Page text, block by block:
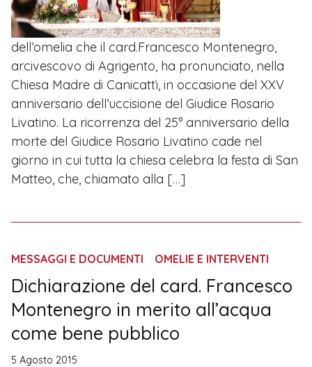
dell’omelia che il card.Francesco Montenegro,
arcivescovo di Agrigento, ha pronunciato, nella
Chiesa Madre di Canicattì, in occasione del XXV
anniversario dell’uccisione del Giudice Rosario
Livatino. La ricorrenza del 25° anniversario della
morte del Giudice Rosario Livatino cade nel
giorno in cui tutta la chiesa celebra la festa di San
Matteo, che, chiamato alla […]
MESSAGGI E DOCUMENTI OMELIE E INTERVENTI
Dichiarazione del card. Francesco
Montenegro in merito all’acqua
come bene pubblico
5 Agosto 2015